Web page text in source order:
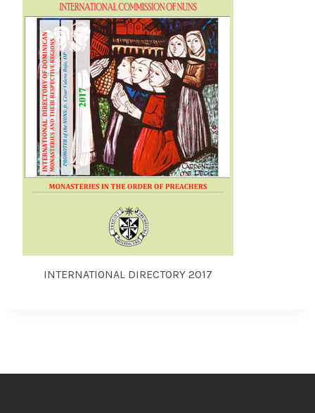
INTERNATIONAL DIRECTORY 2017